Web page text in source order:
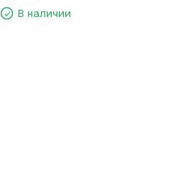
23027BВ наличии